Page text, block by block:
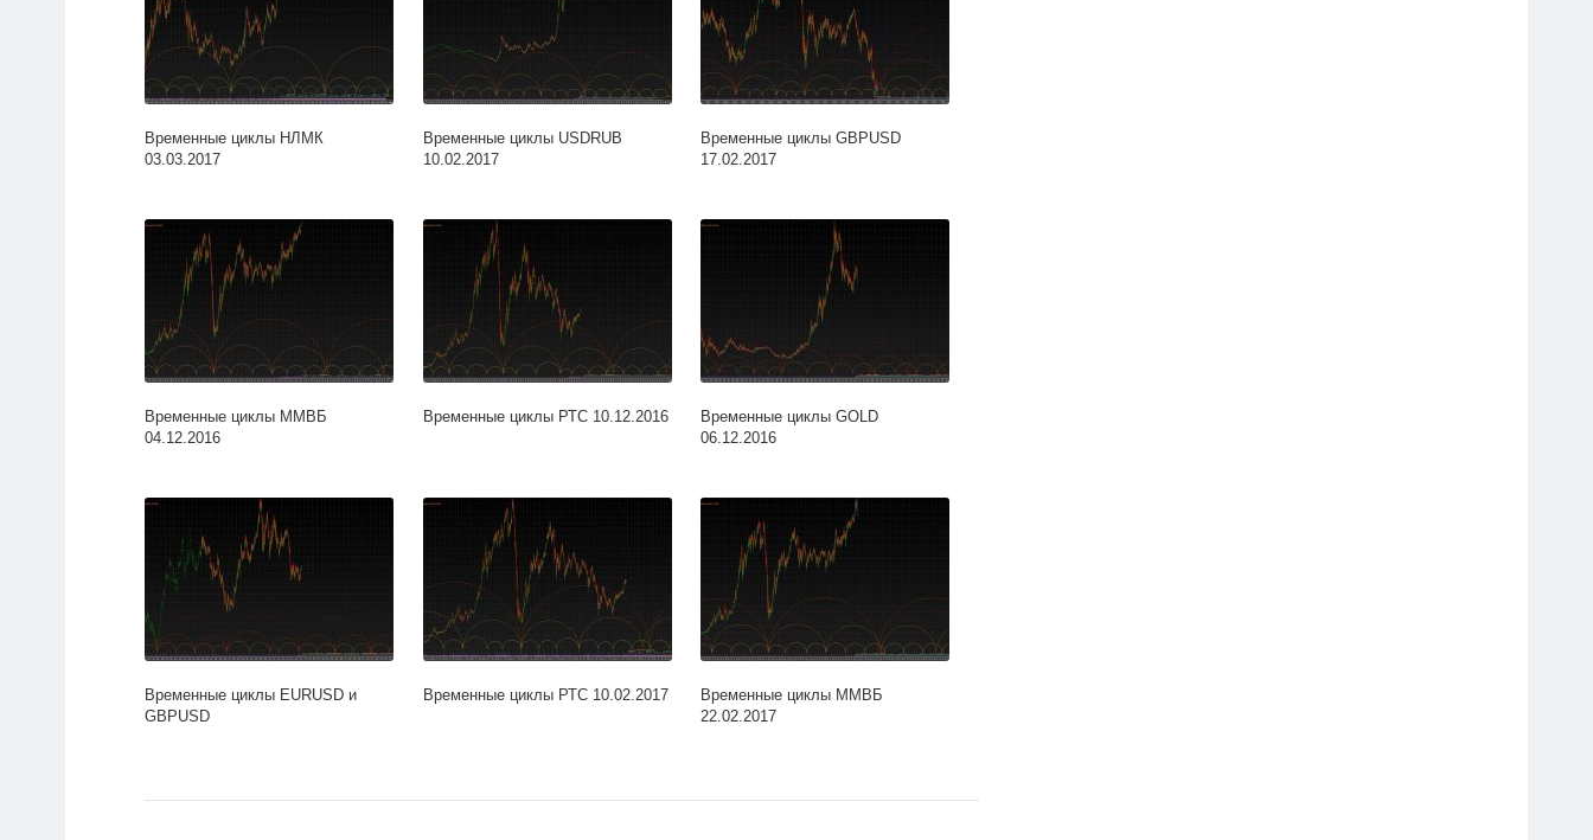
Временные циклы НЛМК
03.03.2017
Временные циклы USDRUB
10.02.2017
Временные циклы GBPUSD
17.02.2017
Временные циклы ММВБ
04.12.2016
Временные циклы РТС 10.12.2016
Временные циклы GOLD
06.12.2016
Временные циклы EURUSD и
GBPUSD
Временные циклы РТС 10.02.2017
Временные циклы ММВБ
22.02.2017